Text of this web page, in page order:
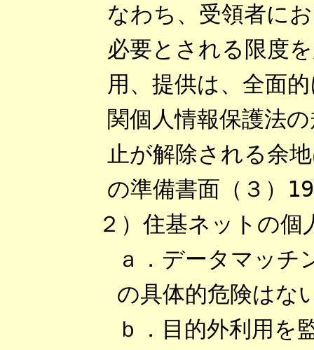
なわち、受領者に
必要とされる限度
用、提供は、全面
関個人情報保護法
止が解除される余
の準備書面（３）
２）住基ネットの
ａ．データマッチ
の具体的危険はな
ｂ．目的外利用を